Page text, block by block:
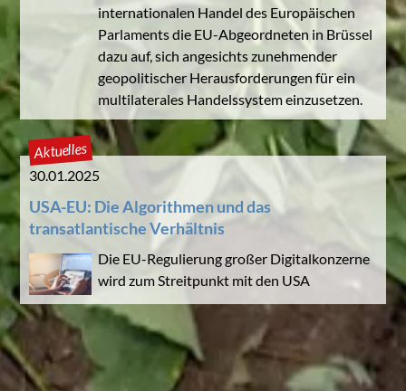
internationalen Handel des Europäischen
Parlaments die EU-Abgeordneten in Brüssel
dazu auf, sich angesichts zunehmender
geopolitischer Herausforderungen für ein
multilaterales Handelssystem einzusetzen.
Aktuelles
30.01.2025
USA-EU: Die Algorithmen und das
transatlantische Verhältnis
Die EU-Regulierung großer Digitalkonzerne
wird zum Streitpunkt mit den USA